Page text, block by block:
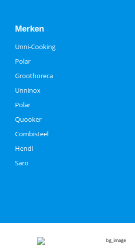
Merken
Unni-Cooking
Polar
Groothoreca
Unninox
Polar
Quooker
Combisteel
Hendi
Saro